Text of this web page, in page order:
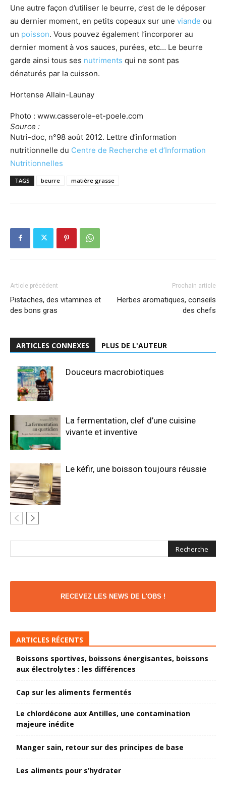
Une autre façon d’utiliser le beurre, c’est de le déposer
au dernier moment, en petits copeaux sur une viande ou
un poisson. Vous pouvez également l’incorporer au
dernier moment à vos sauces, purées, etc… Le beurre
garde ainsi tous ses nutriments qui ne sont pas
dénaturés par la cuisson.
Hortense Allain-Launay
Photo : www.casserole-et-poele.com
Source :
Nutri-doc, n°98 août 2012. Lettre d’information
nutritionnelle du Centre de Recherche et d’Information
Nutritionnelles
TAGS beurre matière grasse
Article précédent
Pistaches, des vitamines et
des bons gras
Prochain article
Herbes aromatiques, conseils
des chefs
ARTICLES CONNEXES PLUS DE L'AUTEUR
Douceurs macrobiotiques
La fermentation, clef d’une cuisine
vivante et inventive
Le kéfir, une boisson toujours réussie
RECEVEZ LES NEWS DE L'OBS !
ARTICLES RÉCENTS
Boissons sportives, boissons énergisantes, boissons
aux électrolytes : les différences
Cap sur les aliments fermentés
Le chlordécone aux Antilles, une contamination
majeure inédite
Manger sain, retour sur des principes de base
Les aliments pour s’hydrater